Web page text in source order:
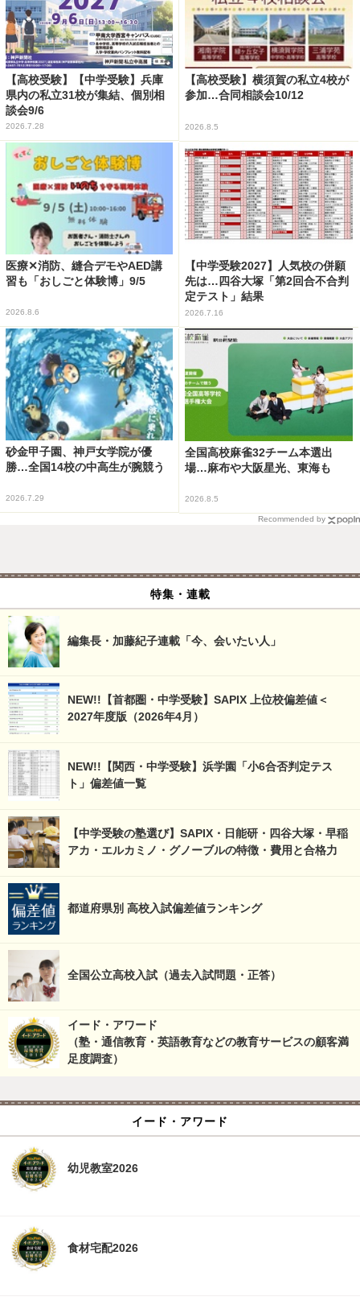
【高校受験】【中学受験】兵庫
県内の私立31校が集結、個別相
談会9/6
2026.7.28
【高校受験】横須賀の私立4校が
参加…合同相談会10/12
2026.8.5
医療✕消防、縫合デモやAED講
習も「おしごと体験博」9/5
2026.8.6
【中学受験2027】人気校の併願
先は…四谷大塚「第2回合不合判
定テスト」結果
2026.7.16
砂金甲子園、神戸女学院が優
勝…全国14校の中高生が腕競う
2026.7.29
全国高校麻雀32チーム本選出
場…麻布や大阪星光、東海も
2026.8.5
Recommended by
特集・連載
編集長・加藤紀子連載「今、会いたい人」
NEW!!【首都圏・中学受験】SAPIX 上位校偏差値＜
2027年度版（2026年4月）
NEW!!【関西・中学受験】浜学園「小6合否判定テス
ト」偏差値一覧
【中学受験の塾選び】SAPIX・日能研・四谷大塚・早稲
アカ・エルカミノ・グノーブルの特徴・費用と合格力
都道府県別 高校入試偏差値ランキング
全国公立高校入試（過去入試問題・正答）
イード・アワード
（塾・通信教育・英語教育などの教育サービスの顧客満
足度調査）
イード・アワード
幼児教室2026
食材宅配2026